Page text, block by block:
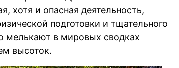
хотя и опасная деятельность,
подготовки и тщательного
мелькают в мировых сводках
высоток.